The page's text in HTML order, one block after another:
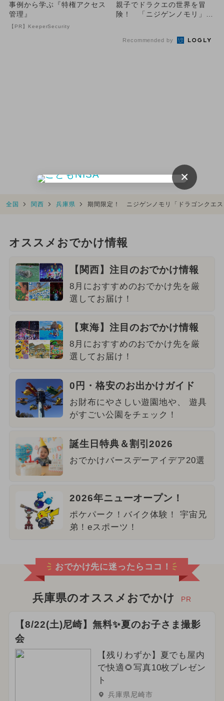
事例から学ぶ『特権アクセス
管理』
【PR】KeeperSecurity
親子でドラクエの世界を冒
険！ 「ニジゲンノモリ」で
Recommended by
全国 関西 兵庫県 期間限定！ ニジゲンノモリ「ドラゴンクエ
オススメおでかけ情報
【関西】注目のおでかけ情報
8月におすすめのおでかけ先を厳
選してお届け！
【東海】注目のおでかけ情報
8月におすすめのおでかけ先を厳
選してお届け！
0円・格安のお出かけガイド
お財布にやさしい遊園地や、 遊具
がすごい公園をチェック！
誕生日特典＆割引2026
おでかけバースデーアイデア20選
2026年ニューオープン！
ポケパーク！バイク体験！ 宇宙兄
弟！eスポーツ！
おでかけ先に迷ったらココ！
兵庫県のオススメおでかけ PR
【8/22(土)尼崎】無料✨夏のお子さま撮影
会
【残りわずか】夏でも屋内
で快適🌻写真10枚プレゼン
ト
兵庫県尼崎市
×